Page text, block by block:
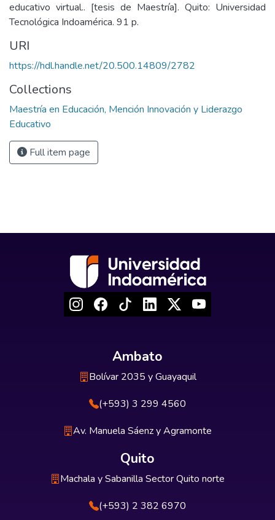
educativo virtual.. [tesis de Maestría]. Quito: Universidad
Tecnológica Indoamérica. 91 p.
URI
https://hdl.handle.net/20.500.14809/2782
Collections
Maestría en Educación, Mención Innovación y Liderazgo
Educativo
Full item page
Ambato
Bolívar 2035 y Guayaquil
(+593) 3 299 4560
Av. Manuela Sáenz y Agramonte
Quito
Machala y Sabanilla Sector Quito norte
(+593) 2 382 6970